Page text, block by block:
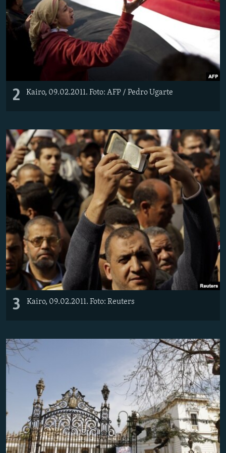
2 Kairo, 09.02.2011. Foto: AFP / Pedro Ugarte
3 Kairo, 09.02.2011. Foto: Reuters